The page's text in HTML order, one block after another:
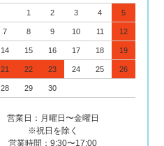
1 2 3 4 5
7 8 9 10 11 12
14 15 16 17 18 19
21 22 23 24 25 26
28 29 30
営業日：月曜日〜金曜日
※祝日を除く
営業時間：9:30〜17:00